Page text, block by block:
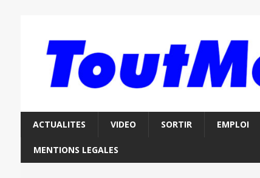
ACTUALITES VIDEO SORTIR EMPLOI
MENTIONS LEGALES